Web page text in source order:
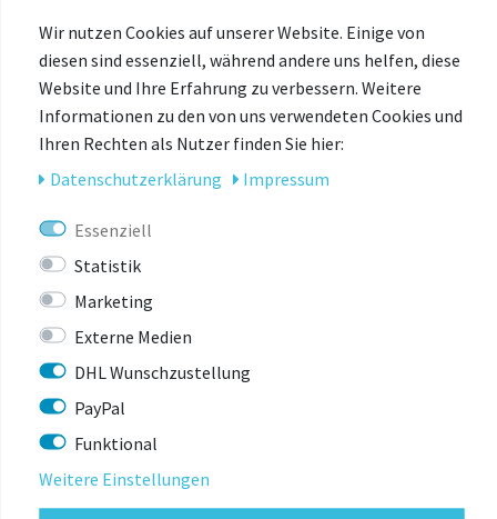
Absorbiert bis zu 95 % der Aufprallkraft und erfüllt mühelos
die Anforderungen von CE-Level 1.
ULTIMATIVE FLEXIBILITÄT
Wir nutzen Cookies auf unserer Website. Einige von
diesen sind essenziell, während andere uns helfen, diese
Website und Ihre Erfahrung zu verbessern. Weitere
Informationen zu den von uns verwendeten Cookies und
Ihren Rechten als Nutzer finden Sie hier:
Daten­schutz­erklärung
Impressum
Essenziell
Statistik
Marketing
Externe Medien
DHL Wunschzustellung
PayPal
Funktional
Weitere Einstellungen